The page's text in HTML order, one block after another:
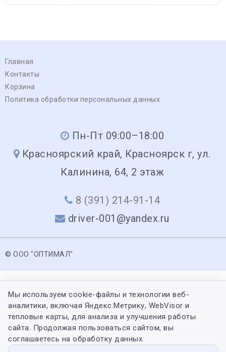
Главная
Контакты
Корзина
Политика обработки персональных данных
Пн-Пт 09:00–18:00
Красноярский край, Красноярск г, ул.
Калинина, 64, 2 этаж
8 (391) 214-91-14
driver-001@yandex.ru
© ООО "ОПТИМАЛ"
Мы используем cookie-файлы и технологии веб-
аналитики, включая Яндекс.Метрику, WebVisor и
тепловые карты, для анализа и улучшения работы
сайта. Продолжая пользоваться сайтом, вы
соглашаетесь на обработку данных.